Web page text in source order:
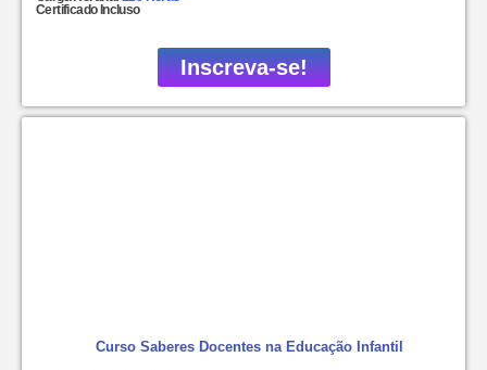
Certificado Incluso
Inscreva-se!
Curso Saberes Docentes na Educação Infantil